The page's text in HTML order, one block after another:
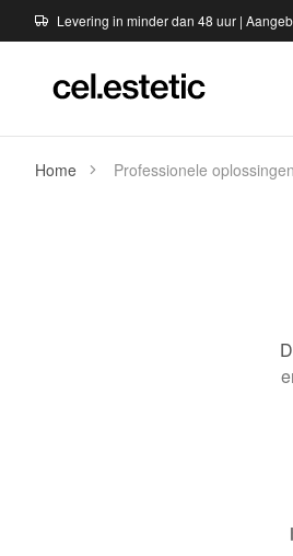
Levering in minder dan 48 uur |
Home Professionele oplossingen